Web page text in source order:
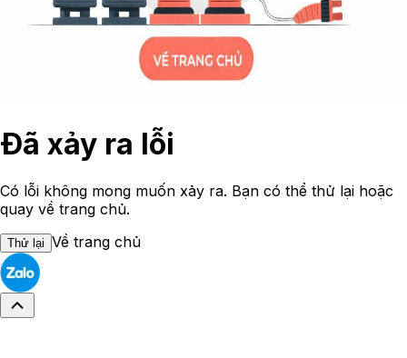
Đã xảy ra lỗi
Có lỗi không mong muốn xảy ra. Bạn có thể thử lại hoặc
quay về trang chủ.
Thử lại Về trang chủ